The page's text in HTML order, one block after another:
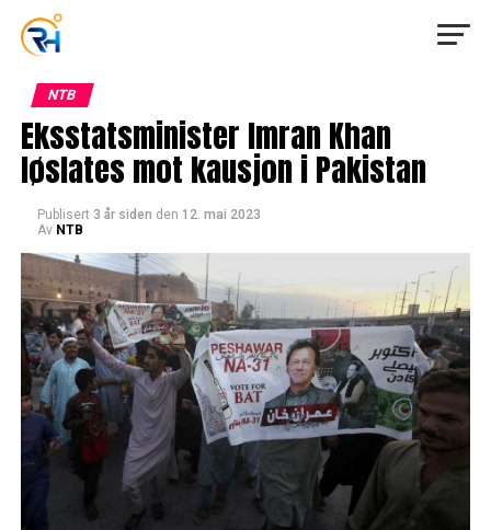
NTB
Eksstatsminister Imran Khan
løslates mot kausjon i Pakistan
Publisert 3 år siden den 12. mai 2023
Av NTB